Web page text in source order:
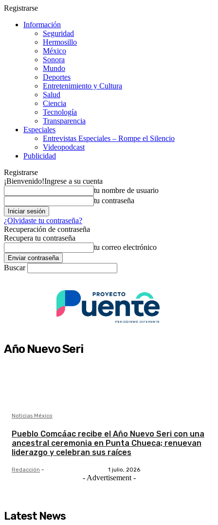
Registrarse
Información
Seguridad
Hermosillo
México
Sonora
Mundo
Deportes
Entretenimiento y Cultura
Salud
Ciencia
Tecnología
Transparencia
Especiales
Entrevistas Especiales – Rompe el Silencio
Videopodcast
Publicidad
Registrarse
¡Bienvenido!Ingrese a su cuenta
tu nombre de usuario
tu contraseña
¿Olvidaste tu contraseña?
Recuperación de contraseña
Recupera tu contraseña
tu correo electrónico
Buscar
Año Nuevo Seri
Noticias México
Pueblo Comcáac recibe el Año Nuevo Seri con una
ancestral ceremonia en Punta Chueca; renuevan
liderazgo y celebran sus raíces
Redacción - 1 julio, 2026
- Advertisement -
Latest News